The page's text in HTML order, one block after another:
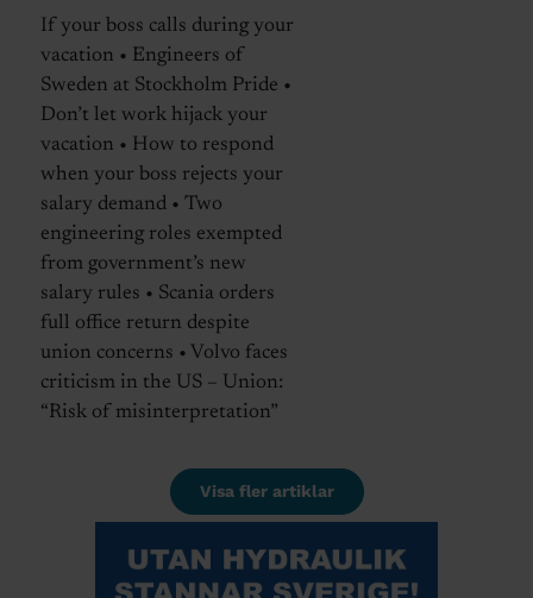
If your boss calls during your
vacation • Engineers of
Sweden at Stockholm Pride •
Don’t let work hijack your
vacation • How to respond
when your boss rejects your
salary demand • Two
engineering roles exempted
from government’s new
salary rules • Scania orders
full office return despite
union concerns • Volvo faces
criticism in the US – Union:
“Risk of misinterpretation”
Visa fler artiklar